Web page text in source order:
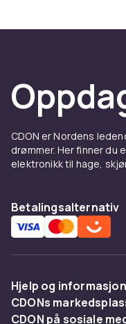
CDON er Nordens
drømmer. Her finner du
elektronikk til hage,
Betalingsalternativ
Hjelp og informasjon
Vanlige spørsmål
CDONs
CDON på sosiale